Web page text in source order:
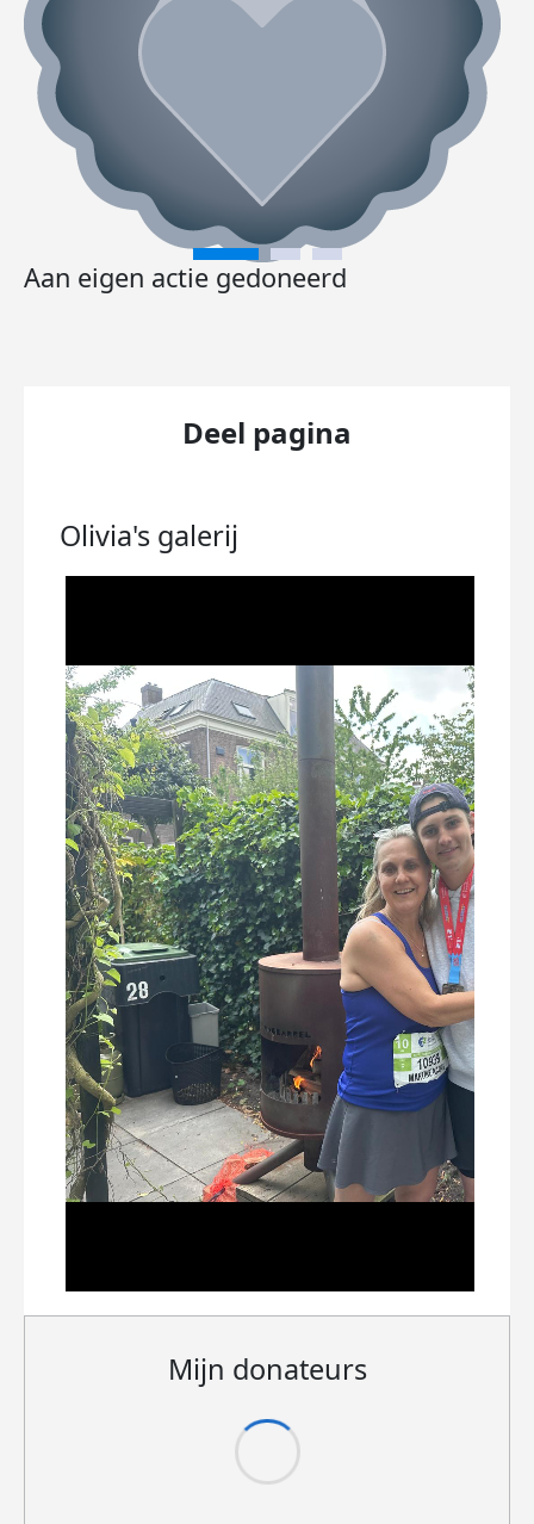
Aan eigen actie gedoneerd
Deel pagina
Olivia's galerij
Mijn donateurs